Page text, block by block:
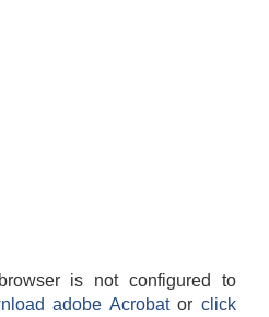
is not configured to
adobe Acrobatorclick